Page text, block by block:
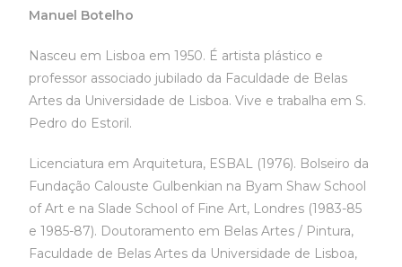
Manuel Botelho
Nasceu em Lisboa em 1950. É artista plástico e
professor associado jubilado da Faculdade de Belas
Artes da Universidade de Lisboa. Vive e trabalha em S.
Pedro do Estoril.
Licenciatura em Arquitetura, ESBAL (1976). Bolseiro da
Fundação Calouste Gulbenkian na Byam Shaw School
of Art e na Slade School of Fine Art, Londres (1983-85
e 1985-87). Doutoramento em Belas Artes / Pintura,
Faculdade de Belas Artes da Universidade de Lisboa,